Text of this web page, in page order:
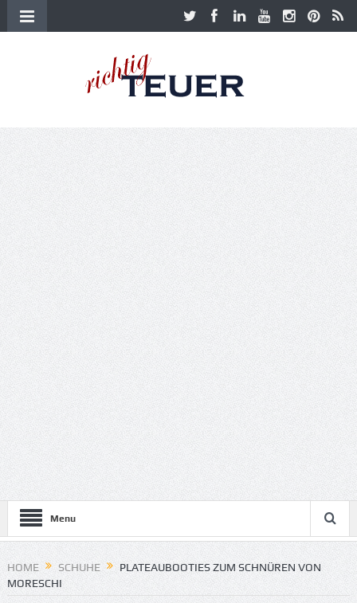
Menu
HOME SCHUHE
PLATEAUBOOTIES ZUM SCHNÜREN VON
MORESCHI